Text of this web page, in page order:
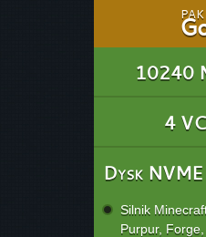
10240
4
Dysk
Silnik
Purpur,